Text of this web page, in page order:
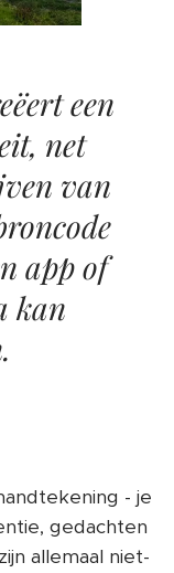
een
net
van
app of
kan
- je
gedachten
allemaal niet-